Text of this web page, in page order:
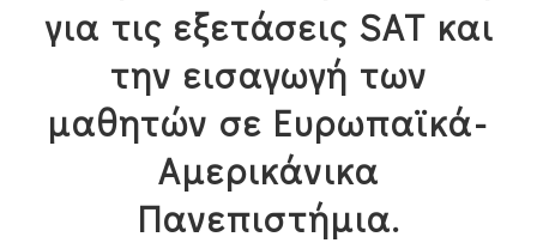
για τις εξετάσεις SAT και
την εισαγωγή των
μαθητών σε Ευρωπαϊκά-
Αμερικάνικα
Πανεπιστήμια.